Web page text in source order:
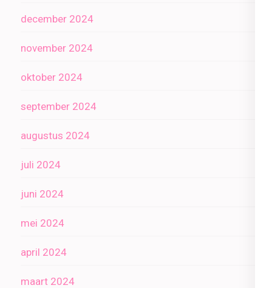
december 2024
november 2024
oktober 2024
september 2024
augustus 2024
juli 2024
juni 2024
mei 2024
april 2024
maart 2024